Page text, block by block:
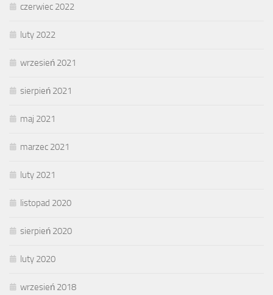
czerwiec 2022
luty 2022
wrzesień 2021
sierpień 2021
maj 2021
marzec 2021
luty 2021
listopad 2020
sierpień 2020
luty 2020
wrzesień 2018